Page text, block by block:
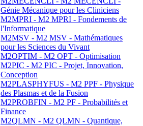
Génie Mécanique pour les Cliniciens
M2MPRI - M2 MPRI - Fondements de
l'Informatique
M2MSV - M2 MSV - Mathématiques
pour les Sciences du Vivant
M2OPTIM - M2 OPT - Optimisation
M2PIC - M2 PIC - Projet, Innovation,
Conception
M2PLASPHYFUS - M2 PPF - Physique
des Plasmas et de la Fusion
M2PROBFIN - M2 PF - Probabilités et
Finance
M2QLMN - M2 QLMN - Quantique,